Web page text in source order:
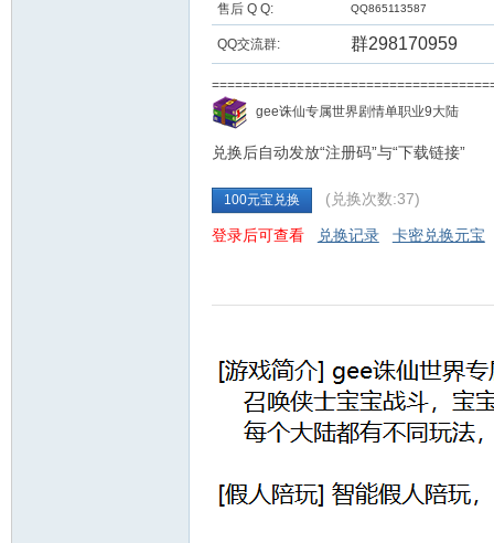
售后 Q Q: QQ865113587
QQ交流群: 群298170959
gee诛仙专属世界剧情单职业9大陆
兑换后自动发放“注册码”与“下载链接”
100元宝兑换 (兑换次数:37)
登录后可查看 兑换记录 卡密兑换元宝